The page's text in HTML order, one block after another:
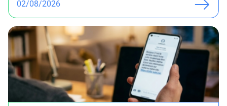
02/08/2026